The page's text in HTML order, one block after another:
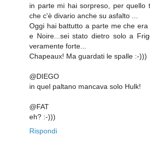
in parte mi hai sorpreso, per quello
che c'è divario anche su asfalto ...
Oggi hai battutto a parte me che
e Noire...sei stato dietro solo a
veramente forte...
Chapeaux! Ma guardati le spalle :-)))
@DIEGO
in quel paltano mancava solo Hulk!
@FAT
eh? :-)))
Rispondi